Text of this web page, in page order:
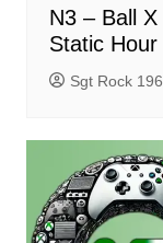
N3 – Ball
Static
Sgt Rock